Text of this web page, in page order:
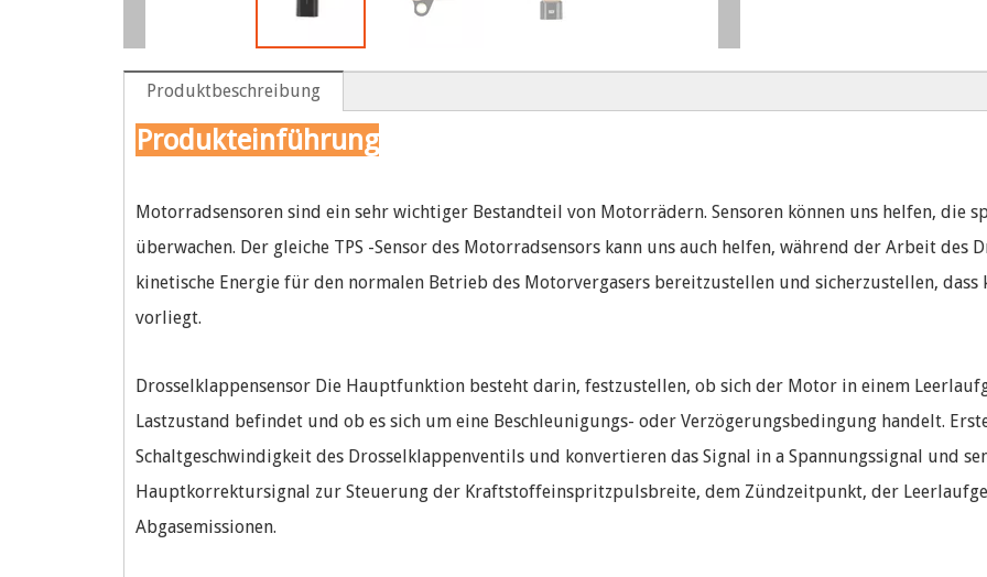
Produktbeschreibung
Produkteinführung
Motorradsensoren sind ein sehr wichtiger Bestandteil von Motorrädern. Sensoren können uns helfen, die
überwachen. Der gleiche TPS -Sensor des Motorradsensors kann uns auch helfen, während der Arbeit des
kinetische Energie für den normalen Betrieb des Motorvergasers bereitzustellen und sicherzustellen, dass
vorliegt.
Drosselklappensensor Die Hauptfunktion besteht darin, festzustellen, ob sich der Motor in einem
Lastzustand befindet und ob es sich um eine Beschleunigungs- oder Verzögerungsbedingung handelt.
Schaltgeschwindigkeit des Drosselklappenventils und konvertieren das Signal in a Spannungssignal und
Hauptkorrektursignal zur Steuerung der Kraftstoffeinspritzpulsbreite, dem Zündzeitpunkt, der
Abgasemissionen.